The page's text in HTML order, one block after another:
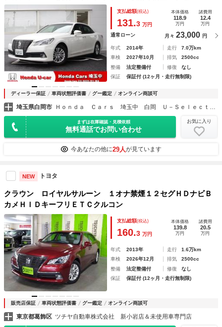
Ｖ 運転席パワーシート 地デジ Ｗエアバック 電動格納ミ
ラー 禁煙 オートクルーズコントロール イモビライザー
ＡＣ
支払総額(税込)
131.3 万円
本体価格
118.9
万円
諸費用
12.4
万円
通常ローン 月々 23,000 円
年式 2014年 走行
7.0万km
車検
2027年10月 排気
2500cc
整備
法定整備付 修復
なし
保証
保証付 (12ヶ月・走行無制限)
ディーラー保証 車両状態評価書 グー鑑定 オンライン商談可
埼玉県白岡市 Ｈｏｎｄａ Ｃａｒｓ 埼玉中 白岡 Ｕ－Ｓｅｌｅｃｔコーナー店
まずは在庫確認・見積依頼
無料通話でお問い合わせ
お気に入り
今あなたの他に29人が見ています
NEW トヨタ
クラウン ロイヤルサルーン １オナ禁煙１２セグＨＤナビＢ
カメＨＩＤキーフリＥＴＣクルコン
支払総額(税込)
160.3 万円
本体価格
139.8
万円
諸費用
20.5
万円
年式 2013年 走行
1.6万km
車検
2026年12月 排気
2500cc
整備
法定整備付 修復
なし
保証
保証付 (12ヶ月・走行無制限)
販売店保証 車両状態評価書 グー鑑定 オンライン商談可
東京都葛飾区 ツチヤ自動車株式会社 新小岩店＆未使用車専門店